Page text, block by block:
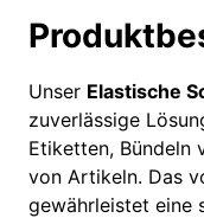
Unser Elastische
zuverlässige
Etiketten, Bündeln
von Artikeln. Das
gewährleistet eine